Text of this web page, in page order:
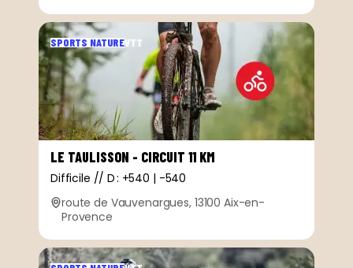
LE TAULISSON - CIRCUIT 11 KM
SPORTS NATUREVTT
Difficile // D : +540 | -540
route de Vauvenargues, 13100 Aix-en-
Provence